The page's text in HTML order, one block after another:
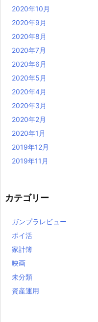
2020年10月
2020年9月
2020年8月
2020年7月
2020年6月
2020年5月
2020年4月
2020年3月
2020年2月
2020年1月
2019年12月
2019年11月
カテゴリー
ガンプラレビュー
ポイ活
家計簿
映画
未分類
資産運用